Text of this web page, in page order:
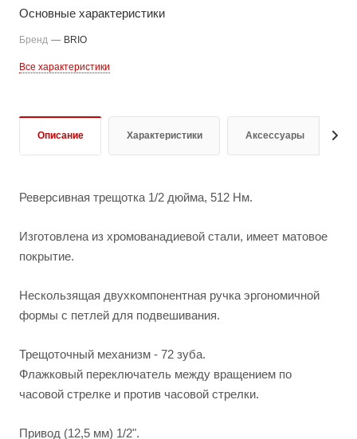
Основные характеристики
Бренд — BRIO
Все характеристики
Описание Характеристики Аксессуары
Реверсивная трещотка 1/2 дюйма, 512 Нм.
Изготовлена из хромованадиевой стали, имеет матовое
покрытие.
Нескользящая двухкомпонентная ручка эргономичной
формы с петлей для подвешивания.
Трещоточный механизм - 72 зуба.
Флажковый переключатель между вращением по
часовой стрелке и против часовой стрелки.
Привод (12,5 мм) 1/2".